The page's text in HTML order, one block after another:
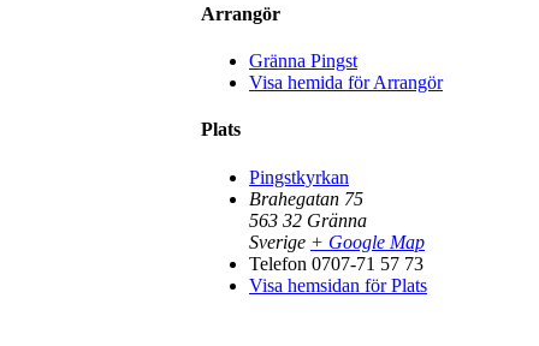
Arrangör
Gränna Pingst
Visa hemida för Arrangör
Plats
Pingstkyrkan
Brahegatan 75
563 32 Gränna
Sverige + Google Map
Telefon 0707-71 57 73
Visa hemsidan för Plats